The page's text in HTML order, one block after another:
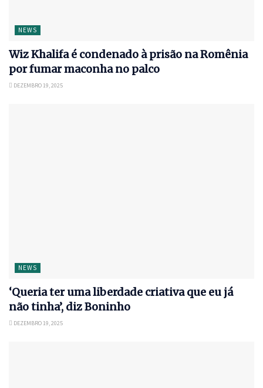
NEWS
Wiz Khalifa é condenado à prisão na Romênia
por fumar maconha no palco
DEZEMBRO 19, 2025
NEWS
‘Queria ter uma liberdade criativa que eu já
não tinha’, diz Boninho
DEZEMBRO 19, 2025